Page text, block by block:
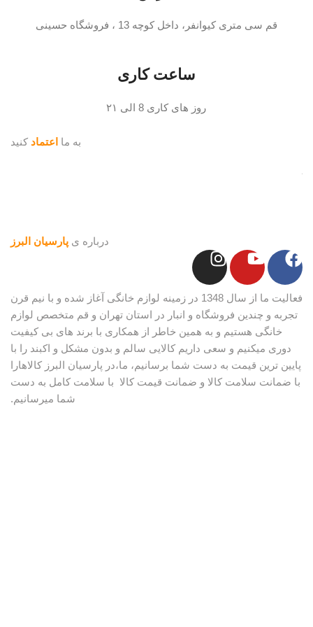
قم سی متری کیوانفر، داخل کوچه 13 ، فروشگاه حسینی
ساعت کاری
روز های کاری 8 الی ۲۱
درباره ی پارسیان البرز
فعالیت ما از سال 1348 در زمینه لوازم خانگی آغاز شده و با نیم قرن
تجربه و چندین فروشگاه و انبار در استان تهران و قم متخصص لوازم
خانگی هستیم و به همین خاطر از همکاری با برند های بی کیفیت
دوری میکنیم و سعی داریم کالایی سالم و بدون مشکل و اکبند را با
پایین ترین قیمت به دست شما برسانیم، ما،در پارسیان البرز کالاهارا
با ضمانت سلامت کالا و ضمانت قیمت کالا با سلامت کامل به دست
شما میرسانیم.
به ما اعتماد کنید